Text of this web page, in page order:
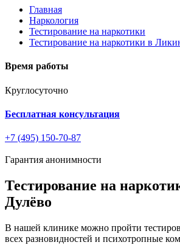
Главная
Наркология
Тестирование на наркотики
Тестирование на наркотики в
Время работы
Круглосуточно
Бесплатная консультация
+7 (495) 150-70-87
Гарантия анонимности
Тестирование на
Дулёво
В нашей клинике можно пройти
всех разновидностей и психотропные